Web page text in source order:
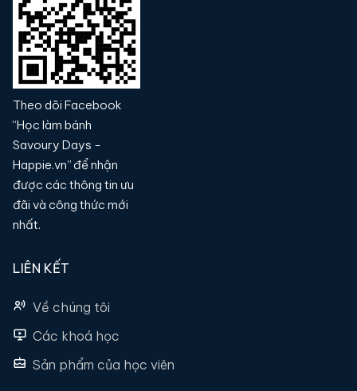
Theo dõi Facebook
“Học làm bánh
Savoury Days -
Happie.vn” để nhận
được các thông tin ưu
đãi và công thức mới
nhất.
LIÊN KẾT
Về chúng tôi
Các khoá học
Sản phẩm của học viên